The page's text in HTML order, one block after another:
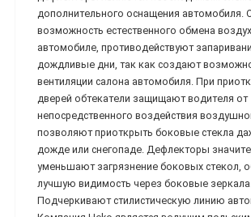
дополнительного оснащения автомобиля.
возможность естественного обмена
автомобиле, противодействуют
дождливые дни, так как создают
вентиляции салона автомобиля. При
дверей обтекатели защищают водителя от
непосредственного воздействия
позволяют приоткрыть боковые стекла
дожде или снегопаде. Дефлекторы
уменьшают загрязнение боковых стекол,
лучшую видимость через боковые зеркала.
Подчеркивают стилистическую линию